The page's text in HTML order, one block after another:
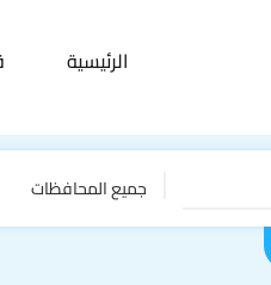
الرئيسية
جميع المحافظات